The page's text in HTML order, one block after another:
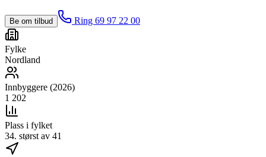
Be om tilbud Ring 69 97 22 00
Fylke
Nordland
Innbyggere (2026)
1 202
Plass i fylket
34. størst av 41